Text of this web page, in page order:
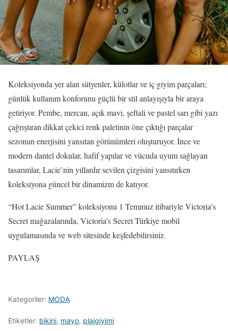
Koleksiyonda yer alan sütyenler, külotlar ve iç giyim parçaları;
günlük kullanım konforunu güçlü bir stil anlayışıyla bir araya
getiriyor. Pembe, mercan, açık mavi, şeftali ve pastel sarı gibi yazı
çağrıştıran dikkat çekici renk paletinin öne çıktığı parçalar
sezonun enerjisini yansıtan görünümleri oluşturuyor. İnce ve
modern dantel dokular, hafif yapılar ve vücuda uyum sağlayan
tasarımlar, Lacie’nin yıllardır sevilen çizgisini yansıtırken
koleksiyona güncel bir dinamizm de katıyor.
“Hot Lacie Summer” koleksiyonu 1 Temmuz itibariyle Victoria’s
Secret mağazalarında, Victoria’s Secret Türkiye mobil
uygulamasında ve web sitesinde keşfedebilirsiniz.
PAYLAŞ
Kategoriler: MODA
Etiketler: bikini, mayo, plajgiyimi